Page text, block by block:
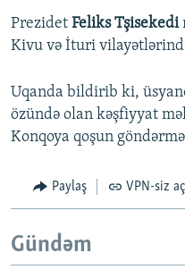
Prezidet Feliks Tşisekedi
Kivu və İturi
Uqanda bildirib ki,
özündə olan kəşfiyyat
Konqoya qoşun
Paylaş VPN-siz
Gündəm